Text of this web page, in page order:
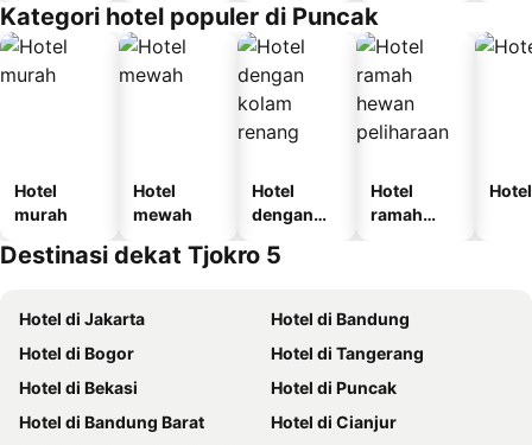
Kategori hotel populer di Puncak
Hotel
murah
Hotel
mewah
Hotel
dengan
renang
Hotel
ramah
Destinasi dekat Tjokro 5
Hotel di Jakarta
Hotel di Bandung
Hotel di Bogor
Hotel di Tangerang
Hotel di Bekasi
Hotel di Puncak
Hotel di Bandung Barat
Hotel di Cianjur